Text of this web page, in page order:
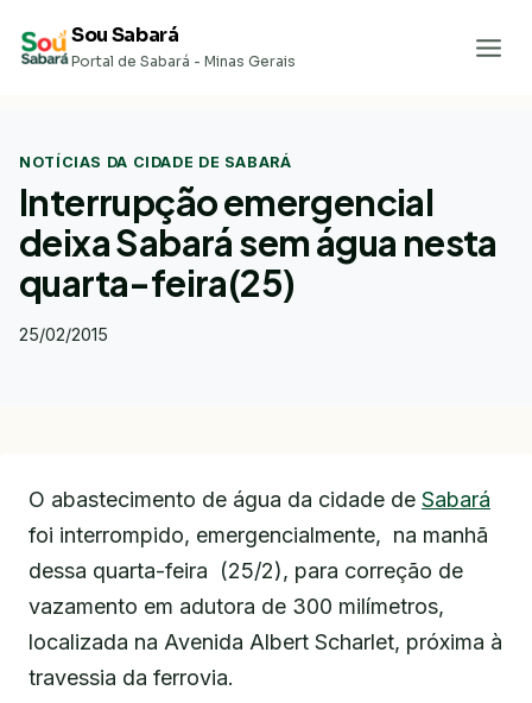
para
Sou Sabará
Portal de Sabará - Minas Gerais
NOTÍCIAS DA CIDADE DE SABARÁ
Interrupção emergencial
deixa Sabará sem água nesta
quarta-feira(25)
25/02/2015
O abastecimento de água da cidade de Sabará
foi interrompido, emergencialmente, na manhã
dessa quarta-feira (25/2), para correção de
vazamento em adutora de 300 milímetros,
localizada na Avenida Albert Scharlet, próxima à
travessia da ferrovia.